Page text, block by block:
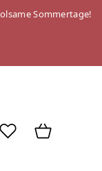
Sommertage!